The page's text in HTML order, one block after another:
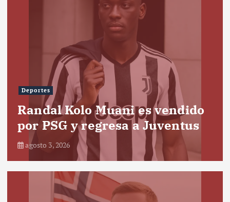
Deportes
Randal Kolo Muani es vendido
por PSG y regresa a Juventus
agosto 3, 2026